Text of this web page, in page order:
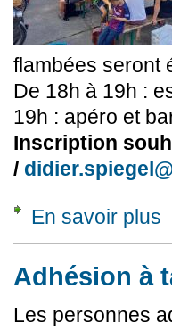
flambées seront
De 18h à 19h :
19h : apéro et
Inscription
/
En savoir plus
Adhésion à
Les personnes